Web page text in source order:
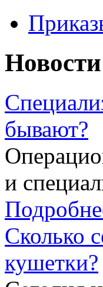
бывают?
и
Сколько
кушетки?